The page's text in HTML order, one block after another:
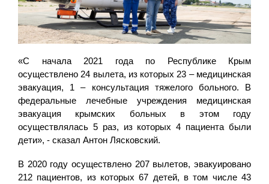
«С начала 2021 года по Республике Крым
осуществлено 24 вылета, из которых 23 – медицинская
эвакуация, 1 – консультация тяжелого больного. В
федеральные лечебные учреждения медицинская
эвакуация крымских больных в этом году
осуществлялась 5 раз, из которых 4 пациента были
дети», - сказал Антон Лясковский.
В 2020 году осуществлено 207 вылетов, эвакуировано
212 пациентов, из которых 67 детей, в том числе 43